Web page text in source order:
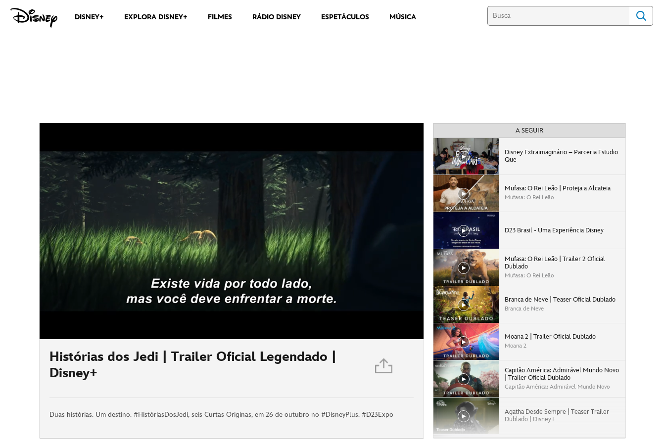
DISNEY+ EXPLORA DISNEY+ FILMES RÁDIO DISNEY ESPETÁCULOS MÚSICA
Histórias dos Jedi | Trailer Oficial Legendado |
Disney+
Duas histórias. Um destino. #HistóriasDosJedi, seis Curtas Originas, em 26 de outubro no #DisneyPlus. #D23Expo
A SEGUIR
Disney Extraimaginário – Parceria Estudio
Que
Mufasa: O Rei Leão | Proteja a Alcateia
Mufasa: O Rei Leão
D23 Brasil - Uma Experiência Disney
Mufasa: O Rei Leão | Trailer 2 Oficial
Dublado
Mufasa: O Rei Leão
Branca de Neve | Teaser Oficial Dublado
Branca de Neve
Moana 2 | Trailer Oficial Dublado
Moana 2
Capitão América: Admirável Mundo Novo
| Trailer Oficial Dublado
Capitão América: Admirável Mundo Novo
Agatha Desde Sempre | Teaser Trailer
Dublado | Disney+